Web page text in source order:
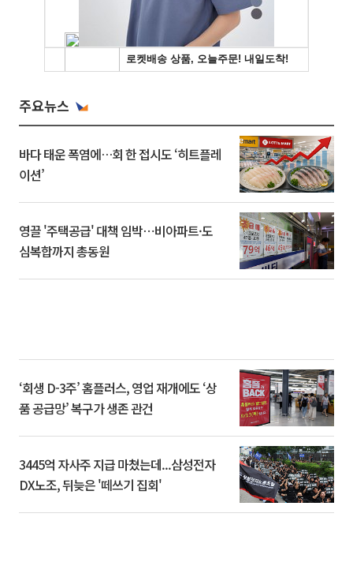
주요뉴스
바다 태운 폭염에…회 한 접시도 ‘히트플레
이션’
영끌 '주택공급' 대책 임박⋯비아파트·도
심복합까지 총동원
‘회생 D-3주’ 홈플러스, 영업 재개에도 ‘상
품 공급망’ 복구가 생존 관건
3445억 자사주 지급 마쳤는데...삼성전자
DX노조, 뒤늦은 '떼쓰기 집회'